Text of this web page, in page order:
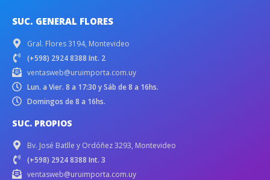
SUC. GENERAL FLORES
Gral. Flores 3194, Montevideo
(+598) 2924 8388 Int. 2
ventasweb@uruimporta.com.uy
Lun. a Vier. 8 a 17:30 y Sáb de 8 a 16hs.
Domingos de 8 a 16hs.
SUC. PROPIOS
Bv. José Batlle y Ordóñez 3293, Montevideo
(+598) 2924 8388 Int. 3
ventasweb@uruimporta.com.uy